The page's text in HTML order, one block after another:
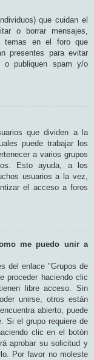
que cuidan el
o borrar mensajes,
temas en el foro que
presentes para evitar
publiquen spam y/o
que dividen a la
puede trabajar los
a varios grupos
Esto ayuda, a los
usuarios a la vez,
el acceso a foros
me puedo unir a
del enlace "Grupos de
proceder haciendo clic
libre acceso. Sin
unirse, otros están
abierto, puede
Si el grupo requiere de
clic en el botón
aprobar su solicitud y
Por favor no moleste